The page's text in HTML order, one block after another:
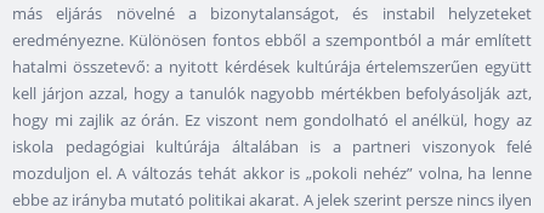
más eljárás növelné a bizonytalanságot, és instabil helyzeteket
eredményezne. Különösen fontos ebből a szempontból a már említett
hatalmi összetevő: a nyitott kérdések kultúrája értelemszerűen együtt
kell járjon azzal, hogy a tanulók nagyobb mértékben befolyásolják azt,
hogy mi zajlik az órán. Ez viszont nem gondolható el anélkül, hogy az
iskola pedagógiai kultúrája általában is a partneri viszonyok felé
mozduljon el. A változás tehát akkor is „pokoli nehéz” volna, ha lenne
ebbe az irányba mutató politikai akarat. A jelek szerint persze nincs ilyen